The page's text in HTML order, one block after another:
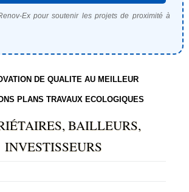
Ex pour soutenir les projets de proximité à
DE QUALITE AU MEILLEUR
PLANS TRAVAUX ECOLOGIQUES
BAILLEURS,
INVESTISSEURS